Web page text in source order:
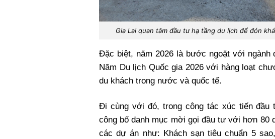
Gia Lai quan tâm đầu tư hạ tầng du lịch để đón
Đặc biệt, năm 2026 là bước ngoặt với ngành
Năm Du lịch Quốc gia 2026 với hàng loạt
du khách trong nước và quốc tế.
Đi cùng với đó, trong công tác xúc tiến đầu
công bố danh mục mời gọi đầu tư với hơn 80
các dự án như: Khách sạn tiêu chuẩn 5